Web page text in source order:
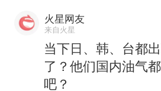
火星网友
来自火星
当下日、韩、台都
了？他们国内油气
吧？